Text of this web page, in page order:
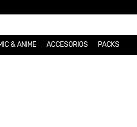
& ANIME ACCESORIOS PACKS